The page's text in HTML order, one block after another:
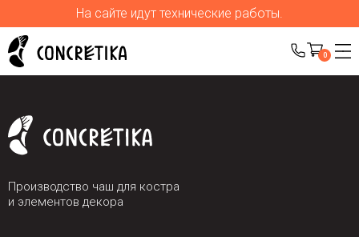
На сайте идут технические работы.
0
Производство чаш для костра
и элементов декора